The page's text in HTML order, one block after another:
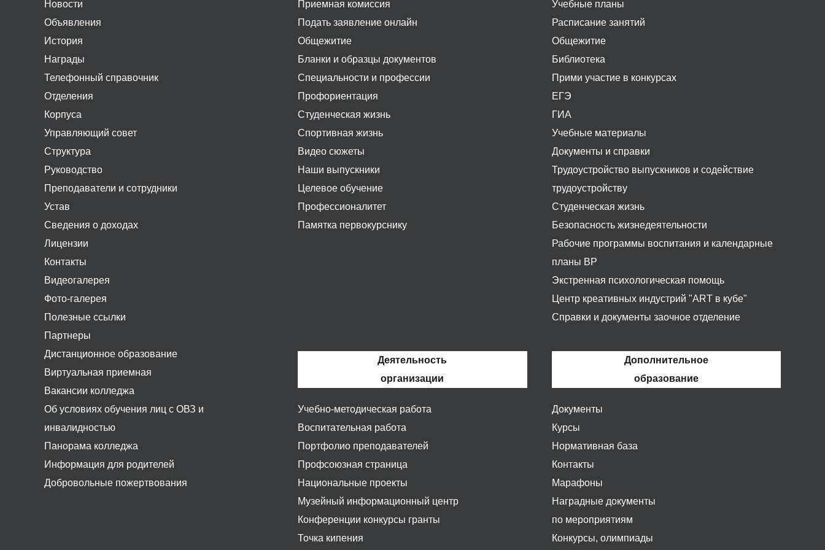
Новости
Объявления
История
Награды
Телефонный справочник
Отделения
Корпуса
Управляющий совет
Структура
Руководство
Преподаватели и сотрудники
Устав
Сведения о доходах
Лицензии
Контакты
Видеогалерея
Фото-галерея
Полезные ссылки
Партнеры
Дистанционное образование
Виртуальная приемная
Вакансии колледжа
Об условиях обучения лиц с ОВЗ и
инвалидностью
Панорама колледжа
Информация для родителей
Добровольные пожертвования
Приемная комиссия
Подать заявление онлайн
Общежитие
Бланки и образцы документов
Специальности и профессии
Профориентация
Студенческая жизнь
Спортивная жизнь
Видео сюжеты
Наши выпускники
Целевое обучение
Профессионалитет
Памятка первокурснику
Учебные планы
Расписание занятий
Общежитие
Библиотека
Прими участие в конкурсах
ЕГЭ
ГИА
Учебные материалы
Документы и справки
Трудоустройство выпускников и содействие
трудоустройству
Студенческая жизнь
Безопасность жизнедеятельности
Рабочие программы воспитания и календарные
планы ВР
Экстренная психологическая помощь
Центр креативных индустрий "ART в кубе"
Справки и документы заочное отделение
Деятельность
организации
Учебно-методическая работа
Воспитательная работа
Портфолио преподавателей
Профсоюзная страница
Национальные проекты
Музейный информационный центр
Конференции конкурсы гранты
Точка кипения
Дополнительное
образование
Документы
Курсы
Нормативная база
Контакты
Марафоны
Наградные документы
по мероприятиям
Конкурсы, олимпиады